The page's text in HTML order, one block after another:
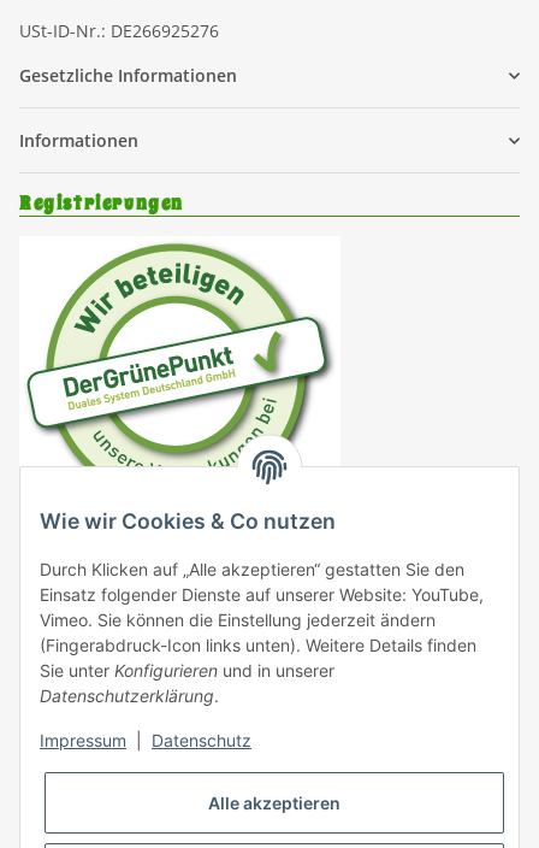
USt-ID-Nr.: DE266925276
Gesetzliche Informationen
Informationen
Registrierungen
VO (EG) 183/2005
VO (EG) 999/2001
EG 1069/2009 DE09576000137
VO (EG) 767/2009
Wie wir Cookies & Co nutzen
Durch Klicken auf „Alle akzeptieren“ gestatten Sie den
Einsatz folgender Dienste auf unserer Website: YouTube,
Vimeo. Sie können die Einstellung jederzeit ändern
(Fingerabdruck-Icon links unten). Weitere Details finden
Sie unter Konfigurieren und in unserer
Datenschutzerklärung.
Impressum Datenschutz
Alle akzeptieren